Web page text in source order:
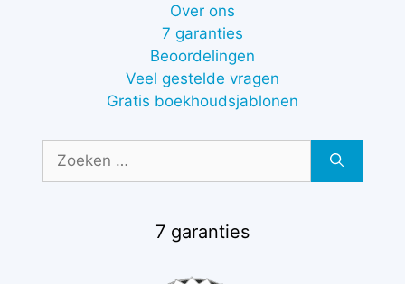
Over ons
7 garanties
Beoordelingen
Veel gestelde vragen
Gratis boekhoudsjablonen
naar:
7 garanties